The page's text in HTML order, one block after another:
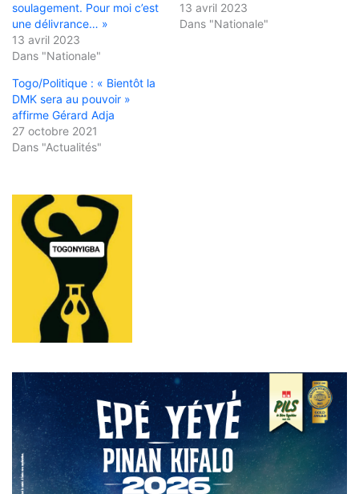
soulagement. Pour moi c’est
une délivrance… »
13 avril 2023
Dans "Nationale"
13 avril 2023
Dans "Nationale"
Togo/Politique : « Bientôt la
DMK sera au pouvoir »
affirme Gérard Adja
27 octobre 2021
Dans "Actualités"